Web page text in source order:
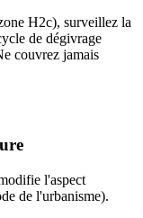
H2c), surveillez la
de dégivrage
couvrez jamais
l'aspect
de l'urbanisme).